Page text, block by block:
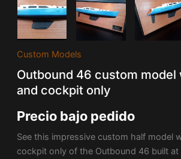
Custom Models
Outbound 46 custom model
and cockpit only
Precio bajo pedido
See this impressive custom half model
cockpit only of the Outbound 46 built at